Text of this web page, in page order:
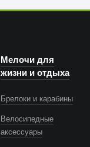
Мелочи для
жизни и отдыха
Брелоки и карабины
Велосипедные
аксессуары